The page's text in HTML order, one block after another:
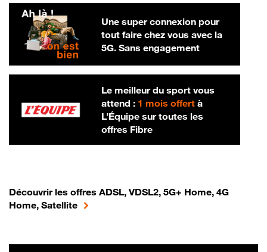
Une super connexion pour
tout faire chez vous avec la
5G. Sans engagement
Le meilleur du sport vous
attend : 1 mois offertà
L’Équipe sur toutes les
offres Fibre
Découvrir les offres ADSL, VDSL2, 5G+ Home, 4G
Home, Satellite